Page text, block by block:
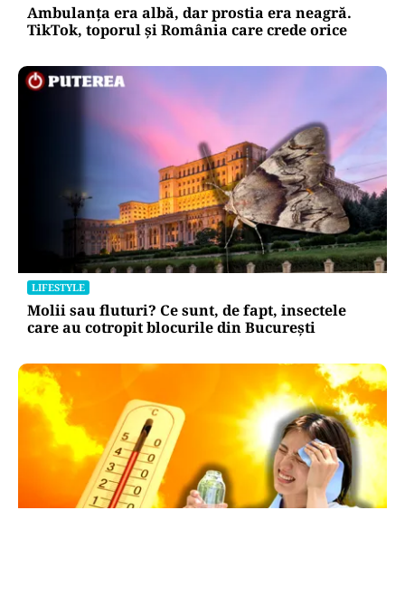
Ambulanța era albă, dar prostia era neagră.
TikTok, toporul și România care crede orice
LIFESTYLE
Molii sau fluturi? Ce sunt, de fapt, insectele
care au cotropit blocurile din București